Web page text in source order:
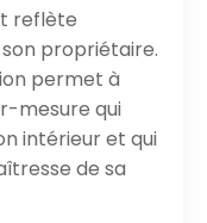
reflète
propriétaire.
permet à
mesure qui
intérieur et qui
de sa